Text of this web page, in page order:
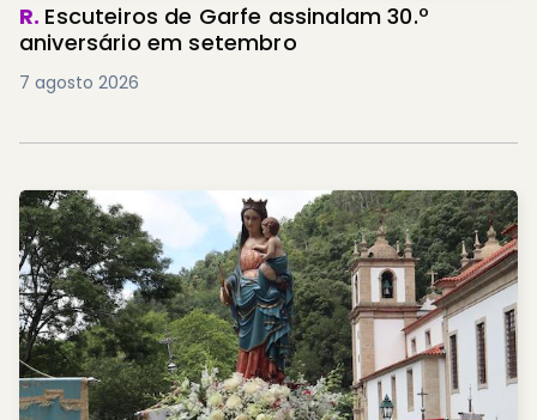
R. Escuteiros de Garfe assinalam 30.º
aniversário em setembro
7 agosto 2026